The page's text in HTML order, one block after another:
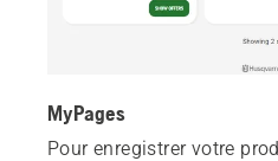
MyPages
Pour enregistrer votre